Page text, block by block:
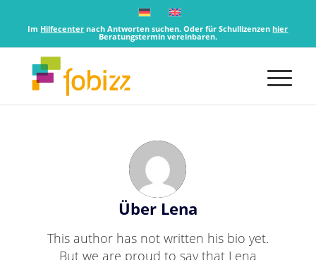
Im Hilfecenter nach Antworten suchen. Oder für Schullizenzenhier
Beratungstermin vereinbaren.
Über Lena
This author has not written his bio yet.
But we are proud to say that Lena